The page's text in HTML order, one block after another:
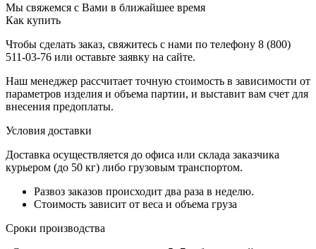
Мы свяжемся с Вами в ближайшее время
Как купить
Чтобы сделать заказ, свяжитесь с нами по телефону 8 (800)
511-03-76 или оставьте заявку на сайте.
Наш менеджер рассчитает точную стоимость в зависимости от
параметров изделия и объема партии, и выставит вам счет для
внесения предоплаты.
Условия доставки
Доставка осуществляется до офиса или склада заказчика
курьером (до 50 кг) либо грузовым транспортом.
Развоз заказов происходит два раза в неделю.
Стоимость зависит от веса и объема груза
Сроки производства